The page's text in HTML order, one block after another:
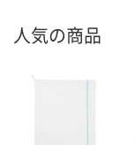
人気の商品